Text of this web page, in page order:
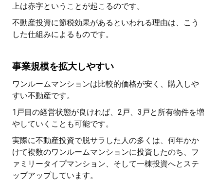
上は赤字ということが起こるのです。
不動産投資に節税効果があるといわれる理由は、こう
した仕組みによるものです。
事業規模を拡大しやすい
ワンルームマンションは比較的価格が安く、購入しや
すい不動産です。
1戸目の経営状態が良ければ、2戸、3戸と所有物件を増
やしていくことも可能です。
実際に不動産投資で脱サラした人の多くは、何年かか
けて複数のワンルームマンションに投資したのち、フ
ァミリータイプマンション、そして一棟投資へとステ
ップアップしています。